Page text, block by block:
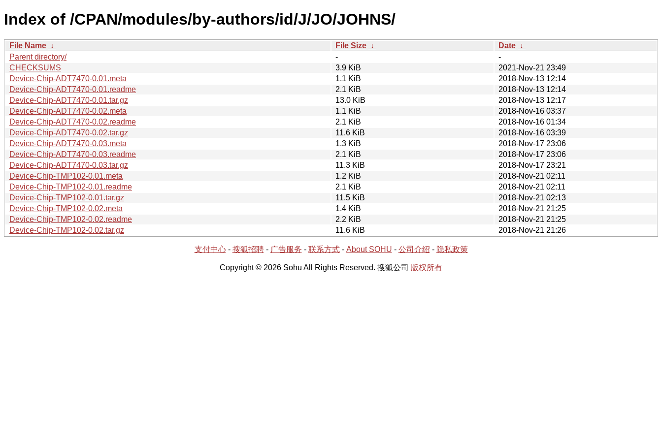
Index of /CPAN/modules/by-authors/id/J/JO/JOHNS/
File Name ↓ File Size ↓ Date ↓
Parent directory/
-
-
CHECKSUMS
3.9 KiB
2021-Nov-21 23:49
Device-Chip-ADT7470-0.01.meta
1.1 KiB
2018-Nov-13 12:14
Device-Chip-ADT7470-0.01.readme
2.1 KiB
2018-Nov-13 12:14
Device-Chip-ADT7470-0.01.tar.gz
13.0 KiB
2018-Nov-13 12:17
Device-Chip-ADT7470-0.02.meta
1.1 KiB
2018-Nov-16 03:37
Device-Chip-ADT7470-0.02.readme
2.1 KiB
2018-Nov-16 01:34
Device-Chip-ADT7470-0.02.tar.gz
11.6 KiB
2018-Nov-16 03:39
Device-Chip-ADT7470-0.03.meta
1.3 KiB
2018-Nov-17 23:06
Device-Chip-ADT7470-0.03.readme
2.1 KiB
2018-Nov-17 23:06
Device-Chip-ADT7470-0.03.tar.gz
11.3 KiB
2018-Nov-17 23:21
Device-Chip-TMP102-0.01.meta
1.2 KiB
2018-Nov-21 02:11
Device-Chip-TMP102-0.01.readme
2.1 KiB
2018-Nov-21 02:11
Device-Chip-TMP102-0.01.tar.gz
11.5 KiB
2018-Nov-21 02:13
Device-Chip-TMP102-0.02.meta
1.4 KiB
2018-Nov-21 21:25
Device-Chip-TMP102-0.02.readme
2.2 KiB
2018-Nov-21 21:25
Device-Chip-TMP102-0.02.tar.gz
11.6 KiB 2018-Nov-21 21:26
支付中心- 搜狐招聘- 广告服务 - 联系方式- About SOHU - 公司介绍 - 隐私政策
Copyright © 2026 Sohu All Rights Reserved. 搜狐公司 版权所有